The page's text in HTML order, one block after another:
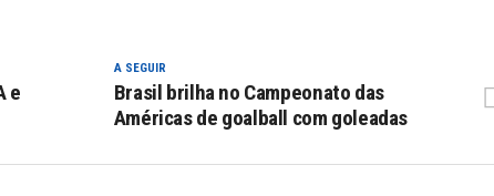
A SEGUIR
Brasil brilha no Campeonato das
Américas de goalball com goleadas
e